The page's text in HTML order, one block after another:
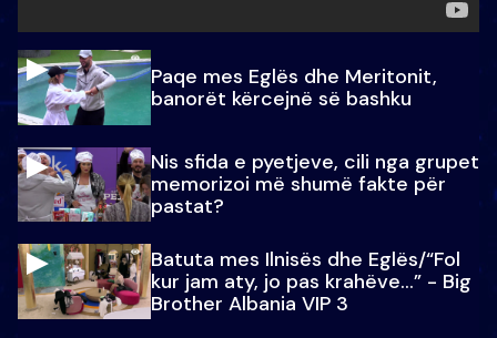
Paqe mes Eglës dhe Meritonit,
banorët kërcejnë së bashku
Nis sfida e pyetjeve, cili nga grupet
memorizoi më shumë fakte për
pastat?
Batuta mes Ilnisës dhe Eglës/“Fol
kur jam aty, jo pas krahëve…” - Big
Brother Albania VIP 3